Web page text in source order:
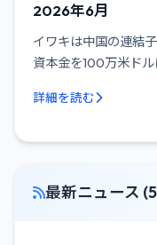
2026年6月
イワキは中国の連結
資本金を100万米ドル
詳細を読む
最新ニュース